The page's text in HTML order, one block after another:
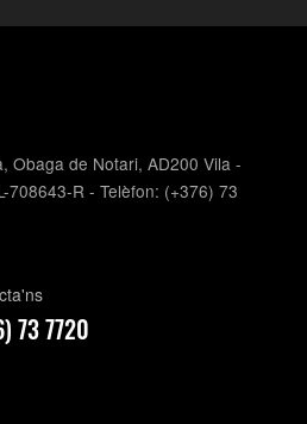
Obaga de Notari, AD200 Vila -
708643-R - Telèfon: (+376) 73
73 7720